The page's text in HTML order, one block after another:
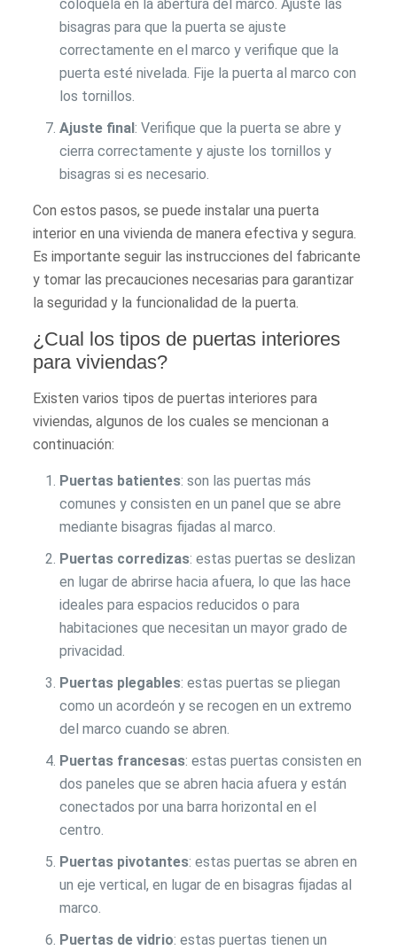
colóquela en la abertura del marco. Ajuste las
bisagras para que la puerta se ajuste
correctamente en el marco y verifique que la
puerta esté nivelada. Fije la puerta al marco con
los tornillos.
Ajuste final: Verifique que la puerta se abre y
cierra correctamente y ajuste los tornillos y
bisagras si es necesario.
Con estos pasos, se puede instalar una puerta
interior en una vivienda de manera efectiva y segura.
Es importante seguir las instrucciones del fabricante
y tomar las precauciones necesarias para garantizar
la seguridad y la funcionalidad de la puerta.
¿Cual los tipos de puertas interiores
para viviendas?
Existen varios tipos de puertas interiores para
viviendas, algunos de los cuales se mencionan a
continuación:
Puertas batientes: son las puertas más
comunes y consisten en un panel que se abre
mediante bisagras fijadas al marco.
Puertas corredizas: estas puertas se deslizan
en lugar de abrirse hacia afuera, lo que las hace
ideales para espacios reducidos o para
habitaciones que necesitan un mayor grado de
privacidad.
Puertas plegables: estas puertas se pliegan
como un acordeón y se recogen en un extremo
del marco cuando se abren.
Puertas francesas: estas puertas consisten en
dos paneles que se abren hacia afuera y están
conectados por una barra horizontal en el
centro.
Puertas pivotantes: estas puertas se abren en
un eje vertical, en lugar de en bisagras fijadas al
marco.
Puertas de vidrio: estas puertas tienen un